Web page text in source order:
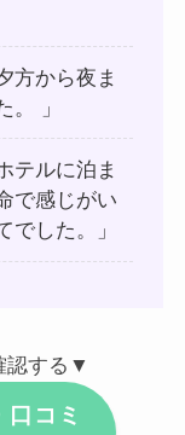
方から夜ま
。 」
テルに泊ま
で感じがい
でした。」
認する▼
コミ